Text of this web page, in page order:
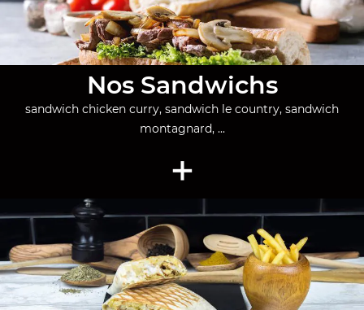
Nos Sandwichs
sandwich chicken curry, sandwich le country, sandwich
montagnard, ...
+